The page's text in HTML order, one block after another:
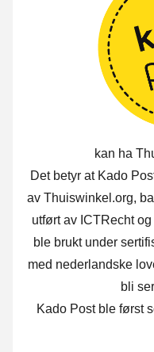
kan ha
Det betyr at Kado
av Thuiswinkel.org,
utført av ICTRecht
ble brukt under
med nederlandske
bli
Kado Post ble først